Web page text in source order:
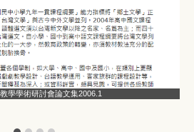
學學術研討會論文集2006.1